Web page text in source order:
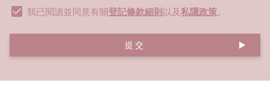
我已閱讀並同意有關登記條款細則以及私隱政策。
提交